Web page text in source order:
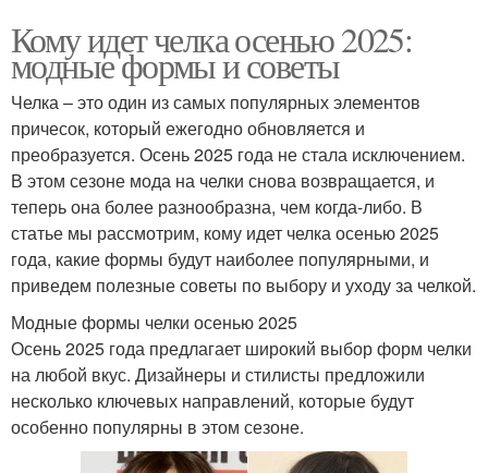
Кому идет челка осенью 2025:
модные формы и советы
Челка – это один из самых популярных элементов
причесок, который ежегодно обновляется и
преобразуется. Осень 2025 года не стала исключением.
В этом сезоне мода на челки снова возвращается, и
теперь она более разнообразна, чем когда-либо. В
статье мы рассмотрим, кому идет челка осенью 2025
года, какие формы будут наиболее популярными, и
приведем полезные советы по выбору и уходу за челкой.
Модные формы челки осенью 2025
Осень 2025 года предлагает широкий выбор форм челки
на любой вкус. Дизайнеры и стилисты предложили
несколько ключевых направлений, которые будут
особенно популярны в этом сезоне.